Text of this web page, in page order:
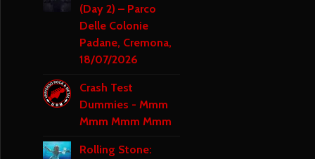
(Day 2) – Parco
Delle Colonie
Padane, Cremona,
18/07/2026
Crash Test
Dummies - Mmm
Mmm Mmm Mmm
Rolling Stone: